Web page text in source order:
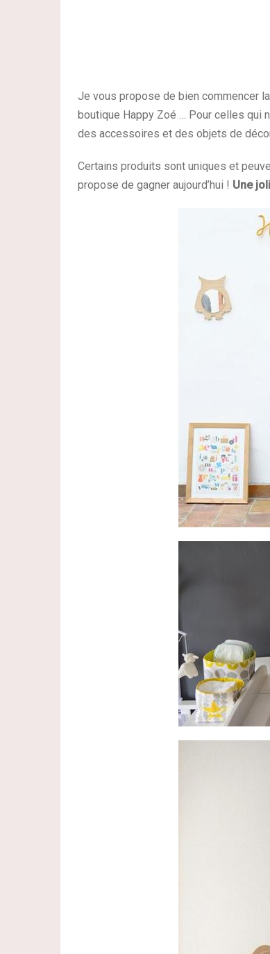
Je vous propose de bien commencer
boutique Happy Zoé … Pour celles qui
des accessoires et des objets de
Certains produits sont uniques et
propose de gagner aujourd’hui ! Une